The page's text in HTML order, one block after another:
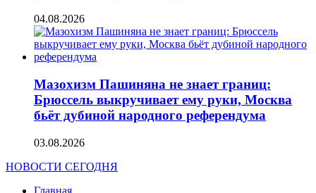
04.08.2026
Мазохизм Пашиняна не знает границ:
Брюссель выкручивает ему руки, Москва
бьёт дубиной народного референдума
03.08.2026
НОВОСТИ СЕГОДНЯ
Главная